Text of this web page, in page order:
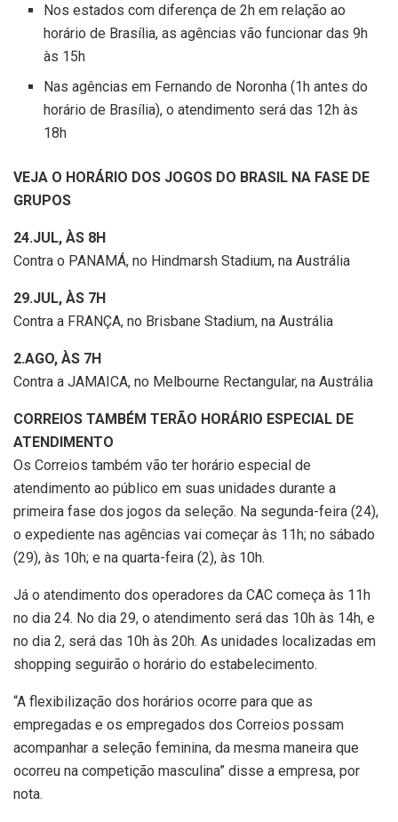
Nos estados com diferença de 2h em relação ao
horário de Brasília, as agências vão funcionar das 9h
às 15h
Nas agências em Fernando de Noronha (1h antes do
horário de Brasília), o atendimento será das 12h às
18h
VEJA O HORÁRIO DOS JOGOS DO BRASIL NA FASE DE
GRUPOS
24.JUL, ÀS 8H
Contra o PANAMÁ, no Hindmarsh Stadium, na Austrália
29.JUL, ÀS 7H
Contra a FRANÇA, no Brisbane Stadium, na Austrália
2.AGO, ÀS 7H
Contra a JAMAICA, no Melbourne Rectangular, na Austrália
CORREIOS TAMBÉM TERÃO HORÁRIO ESPECIAL DE
ATENDIMENTO
Os Correios também vão ter horário especial de
atendimento ao público em suas unidades durante a
primeira fase dos jogos da seleção. Na segunda-feira (24),
o expediente nas agências vai começar às 11h; no sábado
(29), às 10h; e na quarta-feira (2), às 10h.
Já o atendimento dos operadores da CAC começa às 11h
no dia 24. No dia 29, o atendimento será das 10h às 14h, e
no dia 2, será das 10h às 20h. As unidades localizadas em
shopping seguirão o horário do estabelecimento.
“A flexibilização dos horários ocorre para que as
empregadas e os empregados dos Correios possam
acompanhar a seleção feminina, da mesma maneira que
ocorreu na competição masculina” disse a empresa, por
nota.